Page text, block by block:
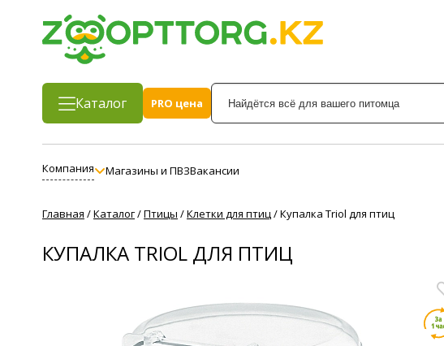
Каталог
PRO цена
Компания Магазины и ПВЗВакансии
Главная /Каталог/Птицы /Клетки для птиц/Купалка Triol для птиц
КУПАЛКА TRIOL ДЛЯ ПТИЦ